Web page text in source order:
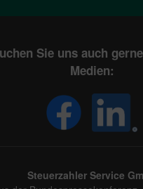
Sie uns auch
Medien:
Steuerzahler Service